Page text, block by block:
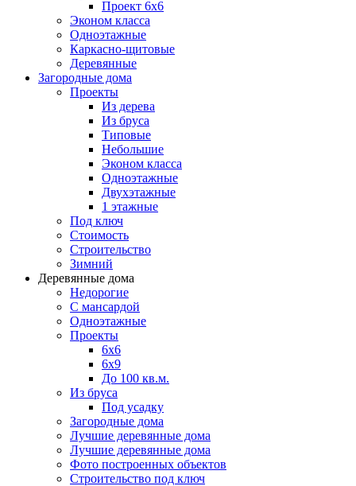
Проект 6х6
Эконом класса
Одноэтажные
Каркасно-щитовые
Деревянные
Загородные дома
Проекты
Из дерева
Из бруса
Типовые
Небольшие
Эконом класса
Одноэтажные
Двухэтажные
1 этажные
Под ключ
Стоимость
Строительство
Зимний
Деревянные дома
Недорогие
С мансардой
Одноэтажные
Проекты
6х6
6х9
До 100 кв.м.
Из бруса
Под усадку
Загородные дома
Лучшие деревянные дома
Лучшие деревянные дома
Фото построенных объектов
Строительство под ключ